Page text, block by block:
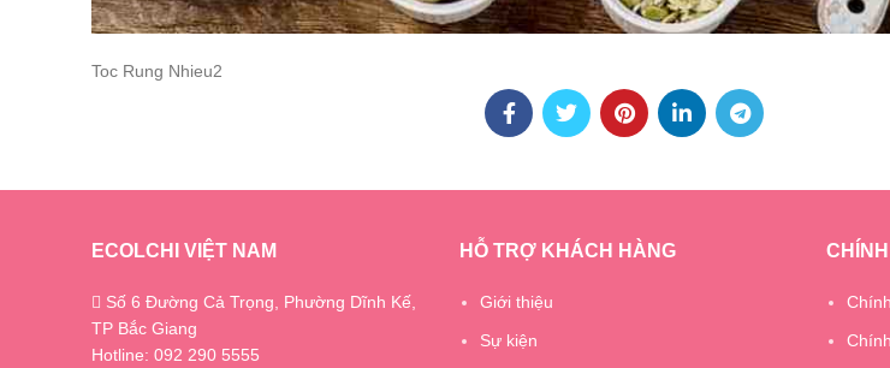
Toc Rung Nhieu2
ECOLCHI VIỆT NAM
Số 6 Đường Cả Trọng, Phường Dĩnh Kế,
TP Bắc Giang
Hotline: 092 290 5555
HỖ TRỢ KHÁCH HÀNG
Giới thiệu
Sự kiện